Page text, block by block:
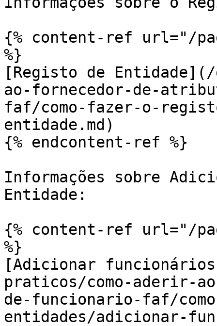
{% content-ref url="/
%}
[Registo de
ao-fornecedor-de-
faf/como-fazer-o-
entidade.md)
{% endcontent-ref %}
Informações sobre
Entidade:
{% content-ref url="/
%}
[Adicionar
praticos/como-aderir-
de-funcionario-faf/
entidades/adicionar-